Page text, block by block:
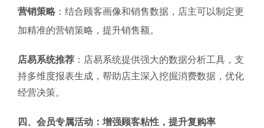
营销策略 ：结合顾客画像和销售数据，店主可以制定更
加精准的营销策略，提升销售额。
店易系统推荐 ：店易系统提供强大的数据分析工具，支
持多维度报表生成，帮助店主深入挖掘消费数据，优化
经营决策。
四、会员专属活动：增强顾客粘性，提升复购率